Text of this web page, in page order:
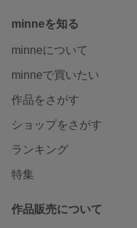
minneを知る
minneについて
minneで買いたい
作品をさがす
ショップをさがす
ランキング
特集
作品販売について